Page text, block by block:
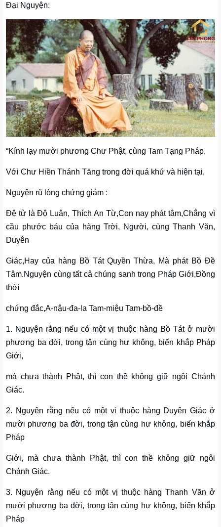
Đại Nguyện:
“Kính lạy mười phương Chư Phật, cùng Tam Tạng Pháp,
Với Chư Hiền Thánh Tăng trong đời quá khứ và hiện tại,
Nguyện rũ lòng chứng giám :
Ðệ tử là Ðộ Luân, Thích An Từ,Con nay phát tâm,Chẳng vì
cầu phước báu của hàng Trời, Người, cùng Thanh Văn,
Duyên
Giác,Hay của hàng Bồ Tát Quyền Thừa, Mà phát Bồ Ðề
Tâm.Nguyện cùng tất cả chúng sanh trong Pháp Giới,Ðồng
thời
chứng đắc,A-nậu-đa-la Tam-miệu Tam-bồ-đề
1. Nguyện rằng nếu có một vị thuộc hàng Bồ Tát ở mười
phương ba đời, trong tận cùng hư không, biến khắp Pháp
Giới,
mà chưa thành Phật, thì con thề không giữ ngôi Chánh
Giác.
2. Nguyện rằng nếu có một vị thuộc hàng Duyên Giác ở
mười phương ba đời, trong tận cùng hư không, biến khắp
Pháp
Giới, mà chưa thành Phật, thì con thề không giữ ngôi
Chánh Giác.
3. Nguyện rằng nếu có một vị thuộc hàng Thanh Văn ở
mười phương ba đời, trong tận cùng hư không, biến khắp
Pháp